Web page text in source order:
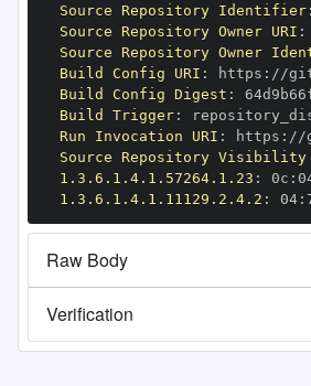
Source Repository Identifier:
Source Repository Owner URI :
Source Repository Owner
Build Config URI : https :
Build Config Digest :
Build Trigger:
Run Invocation URI : https :
Source Repository Visibility
1.3.6.1.4.1.57264.1.23 : 0c :
1.3.6.1.4.1.11129.2.4.2 : 04:
Raw Body
Verification